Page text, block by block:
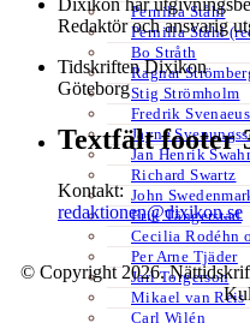
Pernilla Ståhl
Pernilla Ståhl
Bo Stråth
Ragnar
Stig Strömholm
Fredrik Svenaeus
Jayne
Jan Henrik
Richard Swartz
John
Erik Tängerstad
Cecilia Rodéhn
Per Arne Tjäder
Jarl Torgerson
Mikael van Reis
Carl Wilén
Dixikon har
Redaktör och ansvarig
Tidskriften Dixikon
Göteborg
Textfält footer
Kontakt:
redaktionen@dixikon.se
© Copyright 2026.